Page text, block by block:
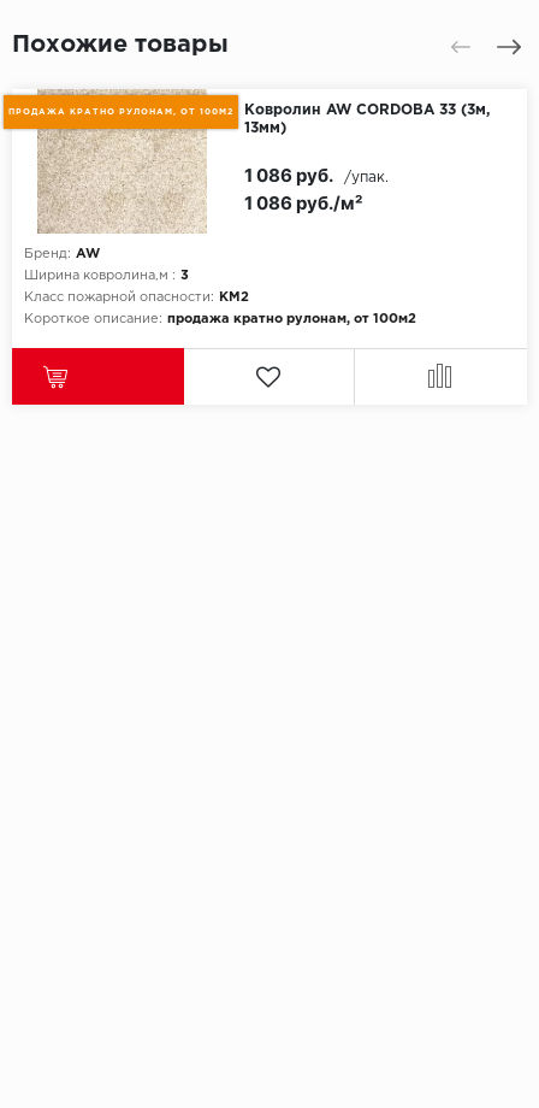
Похожие товары
ПРОДАЖА КРАТНО РУЛОНАМ, ОТ 100М2
Ковролин AW CORDOBA 33 (3м,
13мм)
Бренд: AW
Ширина ковролина,м : 3
Класс пожарной опасности:
КМ2
Короткое описание: продажа кратно рулонам, от 100м2
1 086 руб./м²
1 086 руб. /упак.